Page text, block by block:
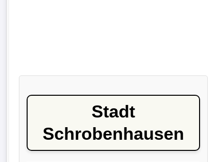
Stadt
Schrobenhausen